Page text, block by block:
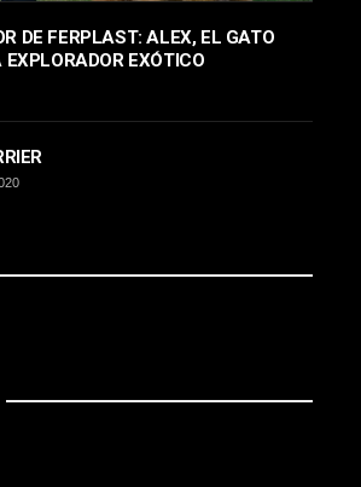
DE FERPLAST: ALEX, EL GATO
EXPLORADOR EXÓTICO